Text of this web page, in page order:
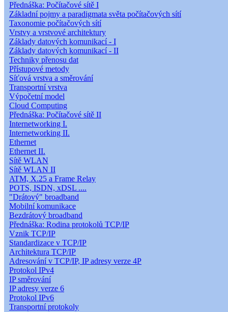
Přednáška: Počítačové sítě I
Základní pojmy a paradigmata světa počítačových sítí
Taxonomie počítačových sítí
Vrstvy a vrstvové architektury
Základy datových komunikací - I
Základy datových komunikací - II
Techniky přenosu dat
Přístupové metody
Síťová vrstva a směrování
Transportní vrstva
Výpočetní model
Cloud Computing
Přednáška: Počítačové sítě II
Internetworking I.
Internetworking II.
Ethernet
Ethernet II.
Sítě WLAN
Sítě WLAN II
ATM, X.25 a Frame Relay
POTS, ISDN, xDSL ....
"Drátový" broadband
Mobilní komunikace
Bezdrátový broadband
Přednáška: Rodina protokolů TCP/IP
Vznik TCP/IP
Standardizace v TCP/IP
Architektura TCP/IP
Adresování v TCP/IP, IP adresy verze 4P
Protokol IPv4
IP směrování
IP adresy verze 6
Protokol IPv6
Transportní protokoly